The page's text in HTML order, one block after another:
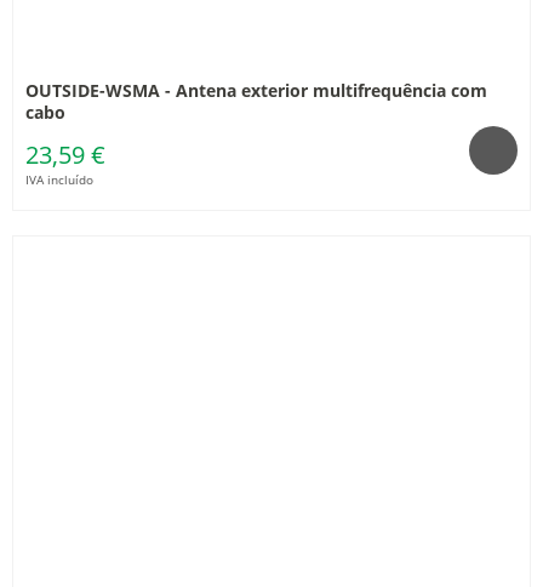
OUTSIDE-WSMA - Antena exterior multifrequência com
cabo
23,59 €
IVA incluído